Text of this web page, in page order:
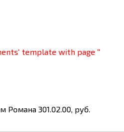
template with page ''
Романа 301.02.00, руб.